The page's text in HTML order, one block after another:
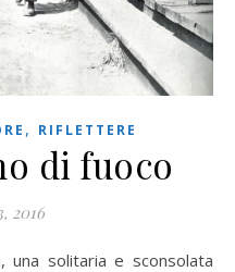
, RIFLETTERE
di fuoco
2016